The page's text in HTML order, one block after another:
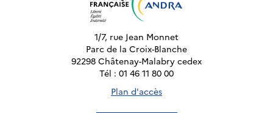
1/7, rue Jean Monnet
Parc de la Croix-Blanche
92298 Châtenay-Malabry cedex
Tél : 01 46 11 80 00
Plan d'accès